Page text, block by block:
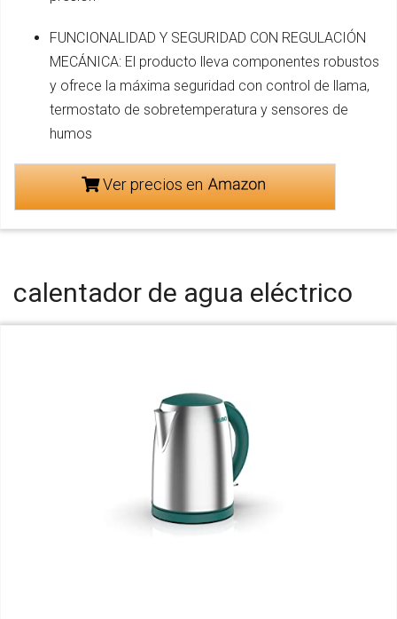
FUNCIONALIDAD Y SEGURIDAD CON REGULACIÓN
MECÁNICA: El producto lleva componentes robustos
y ofrece la máxima seguridad con control de llama,
termostato de sobretemperatura y sensores de
humos
Ver precios en
calentador de agua eléctrico